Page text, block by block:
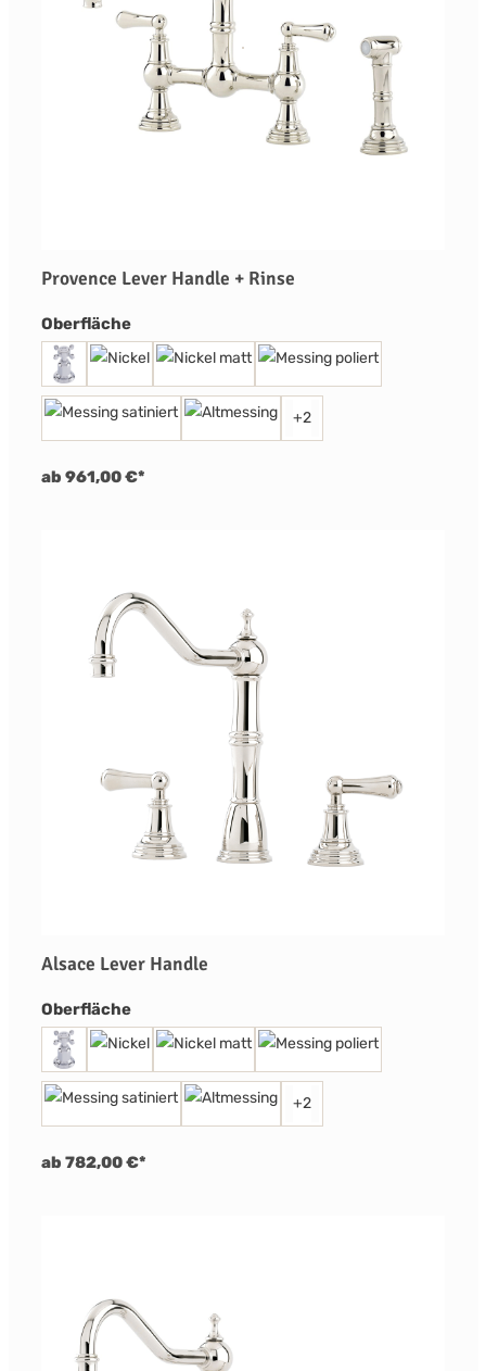
Provence Lever Handle + Rinse
Oberflächeauswählen
+2
ab 961,00 €*
Alsace Lever Handle
Oberflächeauswählen
+2
ab 782,00 €*